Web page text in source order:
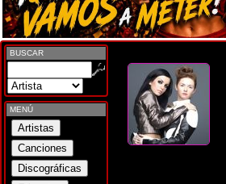
BUSCAR
MENÚ